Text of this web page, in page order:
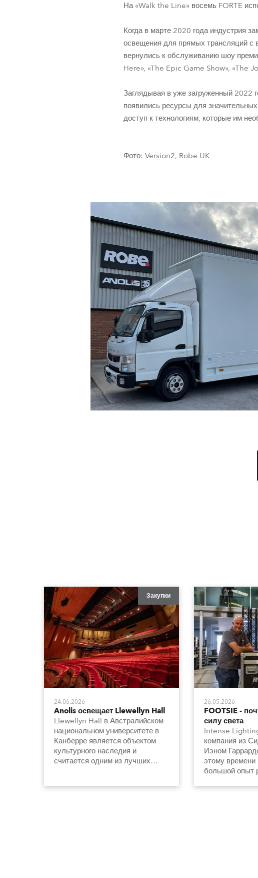
На «Walk the Line» восемь FORTE
Когда в марте 2020 года индустрия
освещения для прямых трансляций с
вернулись к обслуживанию шоу
Here», «The Epic Game Show», «The
Заглядывая в уже загруженный 2022
появились ресурсы для
доступ к технологиям, которые им
Фото: Version2, Robe UK
Закупки
24.06.2026
Anolis освещает Llewellyn Hall
Llewellyn Hall в Австралийском
национальном университете в
Канберре является объектом
культурного наследия и
считается одним из лучших
акустикой, а теперь и новой
26.05.2026
FOOTSIE -
силу света
Intense
компания из
Иэном
этому
большой опыт
индустрии и